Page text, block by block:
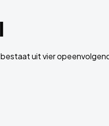
uit vier